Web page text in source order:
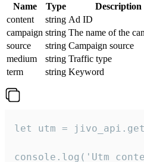
Name Type
Description
content
string Ad ID
campaign string The name of the
source
string Campaign source
medium
string Traffic type
term
string Keyword
let utm =
console.log('Utm